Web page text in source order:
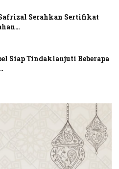
Serahkan Sertifikat
Siap Tindaklanjuti Beberapa